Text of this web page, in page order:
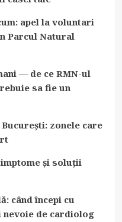
apel la voluntari
Parcul Natural
— de ce RMN-ul
sa fie un
zonele care
și soluții
când începi cu
nevoie de cardiolog